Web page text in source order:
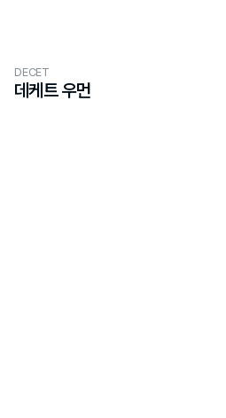
DECET
데케트 우먼